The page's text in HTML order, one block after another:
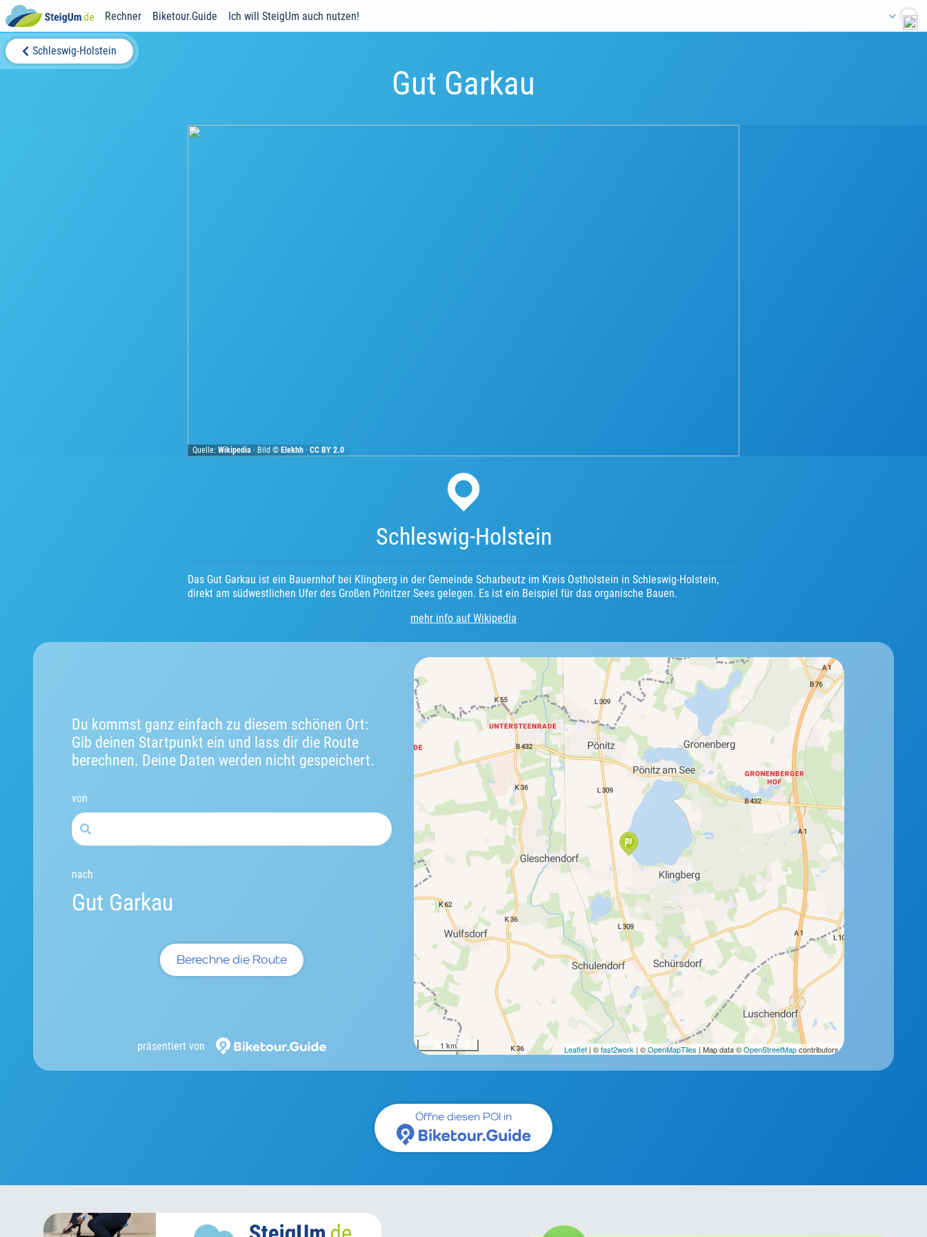
Rechner Biketour.Guide Ich will SteigUm auch nutzen!
Schleswig-Holstein
Gut Garkau
Quelle:Wikipedia · Bild ©Elekhh ·CC BY 2.0
Schleswig-Holstein
Das Gut Garkau ist ein Bauernhof bei Klingberg in der Gemeinde Scharbeutz im Kreis Ostholstein in Schleswig-Holstein,
direkt am südwestlichen Ufer des Großen Pönitzer Sees gelegen. Es ist ein Beispiel für das organische Bauen.
mehr info auf Wikipedia
Du kommst ganz einfach zu diesem schönen Ort:
Gib deinen Startpunkt ein und lass dir die Route
berechnen. Deine Daten werden nicht gespeichert.
von
nach
Gut Garkau
Berechne die Route
präsentiert von 1 km Leaflet | ©fast2work | ©OpenMapTiles | Map data ©OpenStreetMapcontributors.
Öffne diesen POI in